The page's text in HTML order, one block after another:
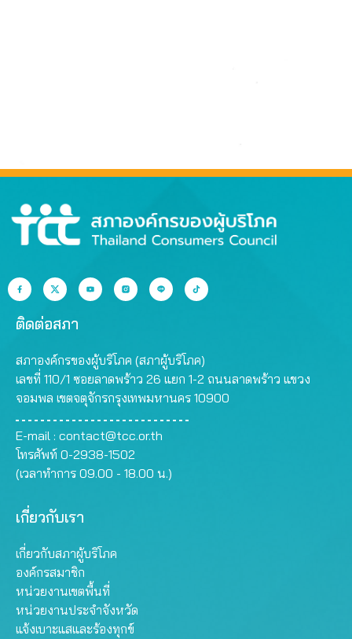
ติดต่อสภา
สภาองค์กรของผู้บริโภค (สภาผู้บริโภค)
เลขที่ 110/1 ซอยลาดพร้าว 26 แยก 1-2 ถนนลาดพร้าว แขวง
จอมพล เขตจตุจักรกรุงเทพมหานคร 10900
E-mail : contact@tcc.or.th
โทรศัพท์ 0-2938-1502
(เวลาทำการ 09.00 - 18.00 น.)
เกี่ยวกับเรา
เกี่ยวกับสภาผู้บริโภค
องค์กรสมาชิก
หน่วยงานเขตพื้นที่
หน่วยงานประจำจังหวัด
แจ้งเบาะแสและร้องทุกข์